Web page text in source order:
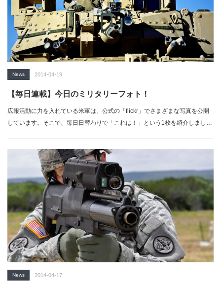
News 2014-04-19
【毎日連載】今日のミリタリーフォト！
広報活動に力を入れている米軍は、公式の「flickr」でさまざまな写真を公開
しています。そこで、毎日日替わりで「これは！」という1枚を紹介しましょ
News 2014-04-17